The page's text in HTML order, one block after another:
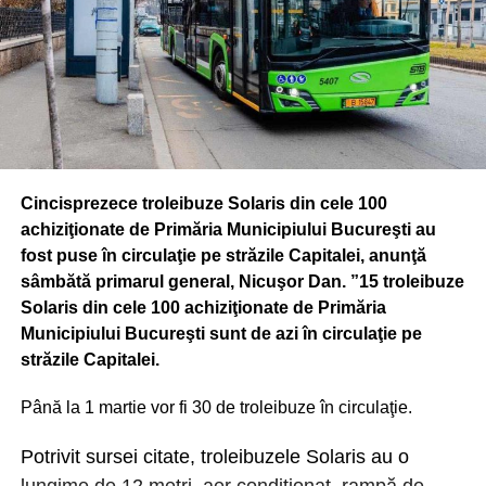
Cincisprezece troleibuze Solaris din cele 100
achiziţionate de Primăria Municipiului Bucureşti au
fost puse în circulaţie pe străzile Capitalei, anunţă
sâmbătă primarul general, Nicuşor Dan. ”15 troleibuze
Solaris din cele 100 achiziţionate de Primăria
Municipiului Bucureşti sunt de azi în circulaţie pe
străzile Capitalei.
Până la 1 martie vor fi 30 de troleibuze în circulaţie.
Potrivit sursei citate, troleibuzele Solaris au o